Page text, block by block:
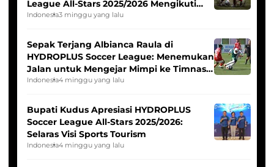
League All-Stars 2025/2026 Mengikuti
Seleksi Timnas Indonesia Putri
Indonesia3 minggu yang lalu
Sepak Terjang Albianca Raula di
HYDROPLUS Soccer League: Menemukan
Jalan untuk Mengejar Mimpi ke Timnas
Indonesia Putri
Indonesia4 minggu yang lalu
Bupati Kudus Apresiasi HYDROPLUS
Soccer League All-Stars 2025/2026:
Selaras Visi Sports Tourism
Indonesia4 minggu yang lalu